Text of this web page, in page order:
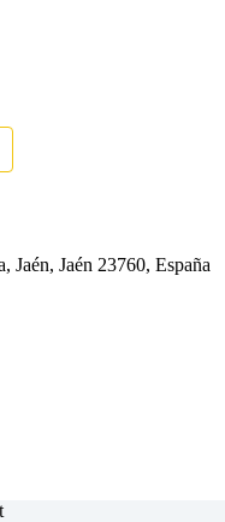
Jaén 23760, España